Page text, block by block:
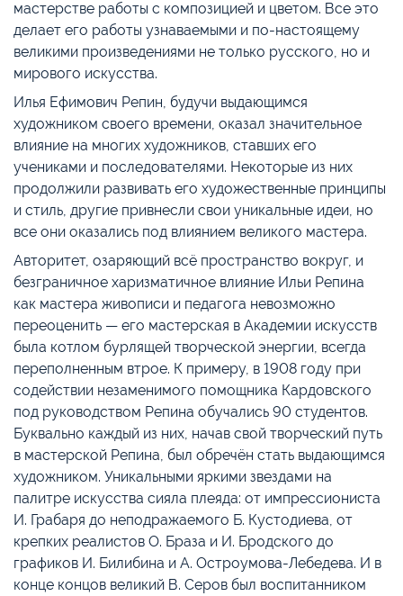
мастерстве работы с композицией и цветом. Все это
делает его работы узнаваемыми и по-настоящему
великими произведениями не только русского, но и
мирового искусства.
Илья Ефимович Репин, будучи выдающимся
художником своего времени, оказал значительное
влияние на многих художников, ставших его
учениками и последователями. Некоторые из них
продолжили развивать его художественные принципы
и стиль, другие привнесли свои уникальные идеи, но
все они оказались под влиянием великого мастера.
Авторитет, озаряющий всё пространство вокруг, и
безграничное харизматичное влияние Ильи Репина
как мастера живописи и педагога невозможно
переоценить — его мастерская в Академии искусств
была котлом бурлящей творческой энергии, всегда
переполненным втрое. К примеру, в 1908 году при
содействии незаменимого помощника Кардовского
под руководством Репина обучались 90 студентов.
Буквально каждый из них, начав свой творческий путь
в мастерской Репина, был обречён стать выдающимся
художником. Уникальными яркими звездами на
палитре искусства сияла плеяда: от импрессиониста
И. Грабаря до неподражаемого Б. Кустодиева, от
крепких реалистов О. Браза и И. Бродского до
графиков И. Билибина и А. Остроумова-Лебедева. И в
конце концов великий В. Серов был воспитанником